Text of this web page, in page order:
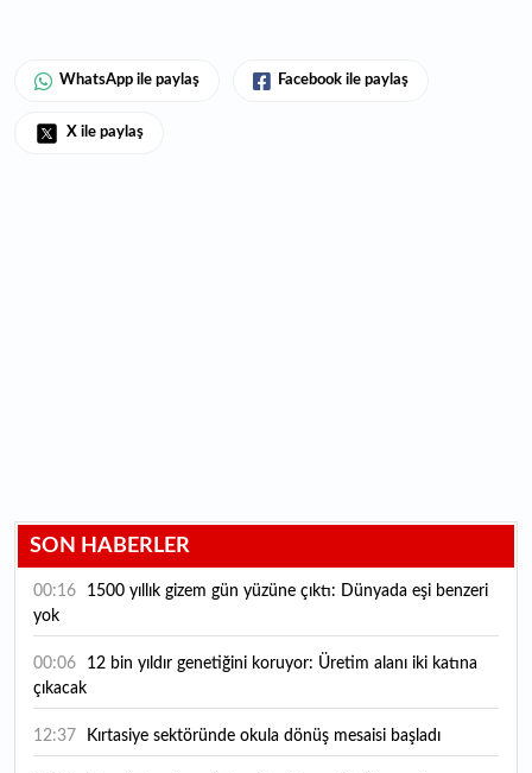
WhatsApp ile paylaş Facebook ile paylaş
X ile paylaş
SON HABERLER
00:16
yok
00:06
çıkacak
12:37 Kırtasiye sektöründe okula dönüş mesaisi başladı